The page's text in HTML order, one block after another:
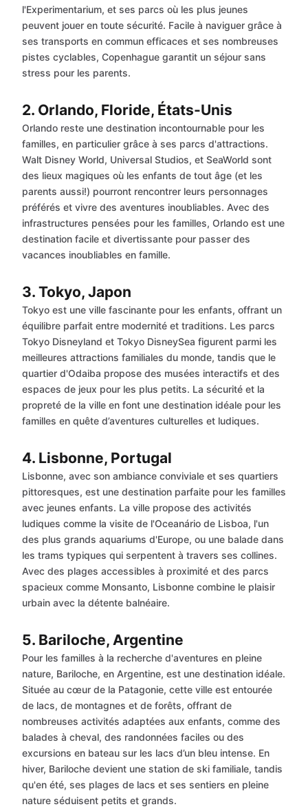
l'Experimentarium, et ses parcs où les plus jeunes
peuvent jouer en toute sécurité. Facile à naviguer grâce à
ses transports en commun efficaces et ses nombreuses
pistes cyclables, Copenhague garantit un séjour sans
stress pour les parents.
2. Orlando, Floride, États-Unis
Orlando reste une destination incontournable pour les
familles, en particulier grâce à ses parcs d'attractions.
Walt Disney World, Universal Studios, et SeaWorld sont
des lieux magiques où les enfants de tout âge (et les
parents aussi!) pourront rencontrer leurs personnages
préférés et vivre des aventures inoubliables. Avec des
infrastructures pensées pour les familles, Orlando est une
destination facile et divertissante pour passer des
vacances inoubliables en famille.
3. Tokyo, Japon
Tokyo est une ville fascinante pour les enfants, offrant un
équilibre parfait entre modernité et traditions. Les parcs
Tokyo Disneyland et Tokyo DisneySea figurent parmi les
meilleures attractions familiales du monde, tandis que le
quartier d'Odaiba propose des musées interactifs et des
espaces de jeux pour les plus petits. La sécurité et la
propreté de la ville en font une destination idéale pour les
familles en quête d’aventures culturelles et ludiques.
4. Lisbonne, Portugal
Lisbonne, avec son ambiance conviviale et ses quartiers
pittoresques, est une destination parfaite pour les familles
avec jeunes enfants. La ville propose des activités
ludiques comme la visite de l'Oceanário de Lisboa, l'un
des plus grands aquariums d'Europe, ou une balade dans
les trams typiques qui serpentent à travers ses collines.
Avec des plages accessibles à proximité et des parcs
spacieux comme Monsanto, Lisbonne combine le plaisir
urbain avec la détente balnéaire.
5. Bariloche, Argentine
Pour les familles à la recherche d'aventures en pleine
nature, Bariloche, en Argentine, est une destination idéale.
Située au cœur de la Patagonie, cette ville est entourée
de lacs, de montagnes et de forêts, offrant de
nombreuses activités adaptées aux enfants, comme des
balades à cheval, des randonnées faciles ou des
excursions en bateau sur les lacs d’un bleu intense. En
hiver, Bariloche devient une station de ski familiale, tandis
qu'en été, ses plages de lacs et ses sentiers en pleine
nature séduisent petits et grands.